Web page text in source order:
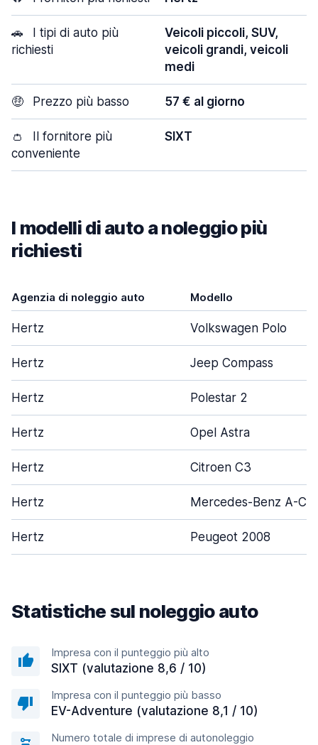
🚗
I tipi di auto più
richiesti
Veicoli piccoli, SUV,
veicoli grandi, veicoli
medi
🤑 Prezzo più basso 57 € al giorno
👛
Il fornitore più
conveniente
SIXT
I modelli di auto a noleggio più
richiesti
Agenzia di noleggio auto Modello
Hertz Volkswagen Polo
Hertz Jeep Compass
Hertz Polestar 2
Hertz Opel Astra
Hertz Citroen C3
Hertz Mercedes-Benz A-
Hertz Peugeot 2008
Statistiche sul noleggio auto
Impresa con il punteggio più alto
SIXT (valutazione 8,6 / 10)
Impresa con il punteggio più basso
EV-Adventure (valutazione 8,1 / 10)
Numero totale di imprese di autonoleggio